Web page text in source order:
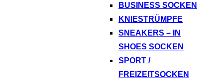
BUSINESS SOCKEN
KNIESTRÜMPFE
SNEAKERS – IN
SHOES SOCKEN
SPORT /
FREIZEITSOCKEN